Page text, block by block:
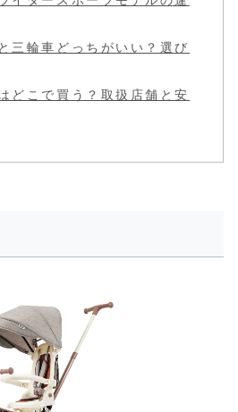
三輪車どっちがいい？選び
どこで買う？取扱店舗と安